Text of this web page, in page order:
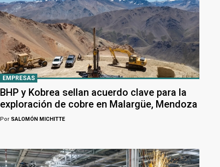
EMPRESAS
BHP y Kobrea sellan acuerdo clave para la
exploración de cobre en Malargüe, Mendoza
Por SALOMÓN MICHITTE